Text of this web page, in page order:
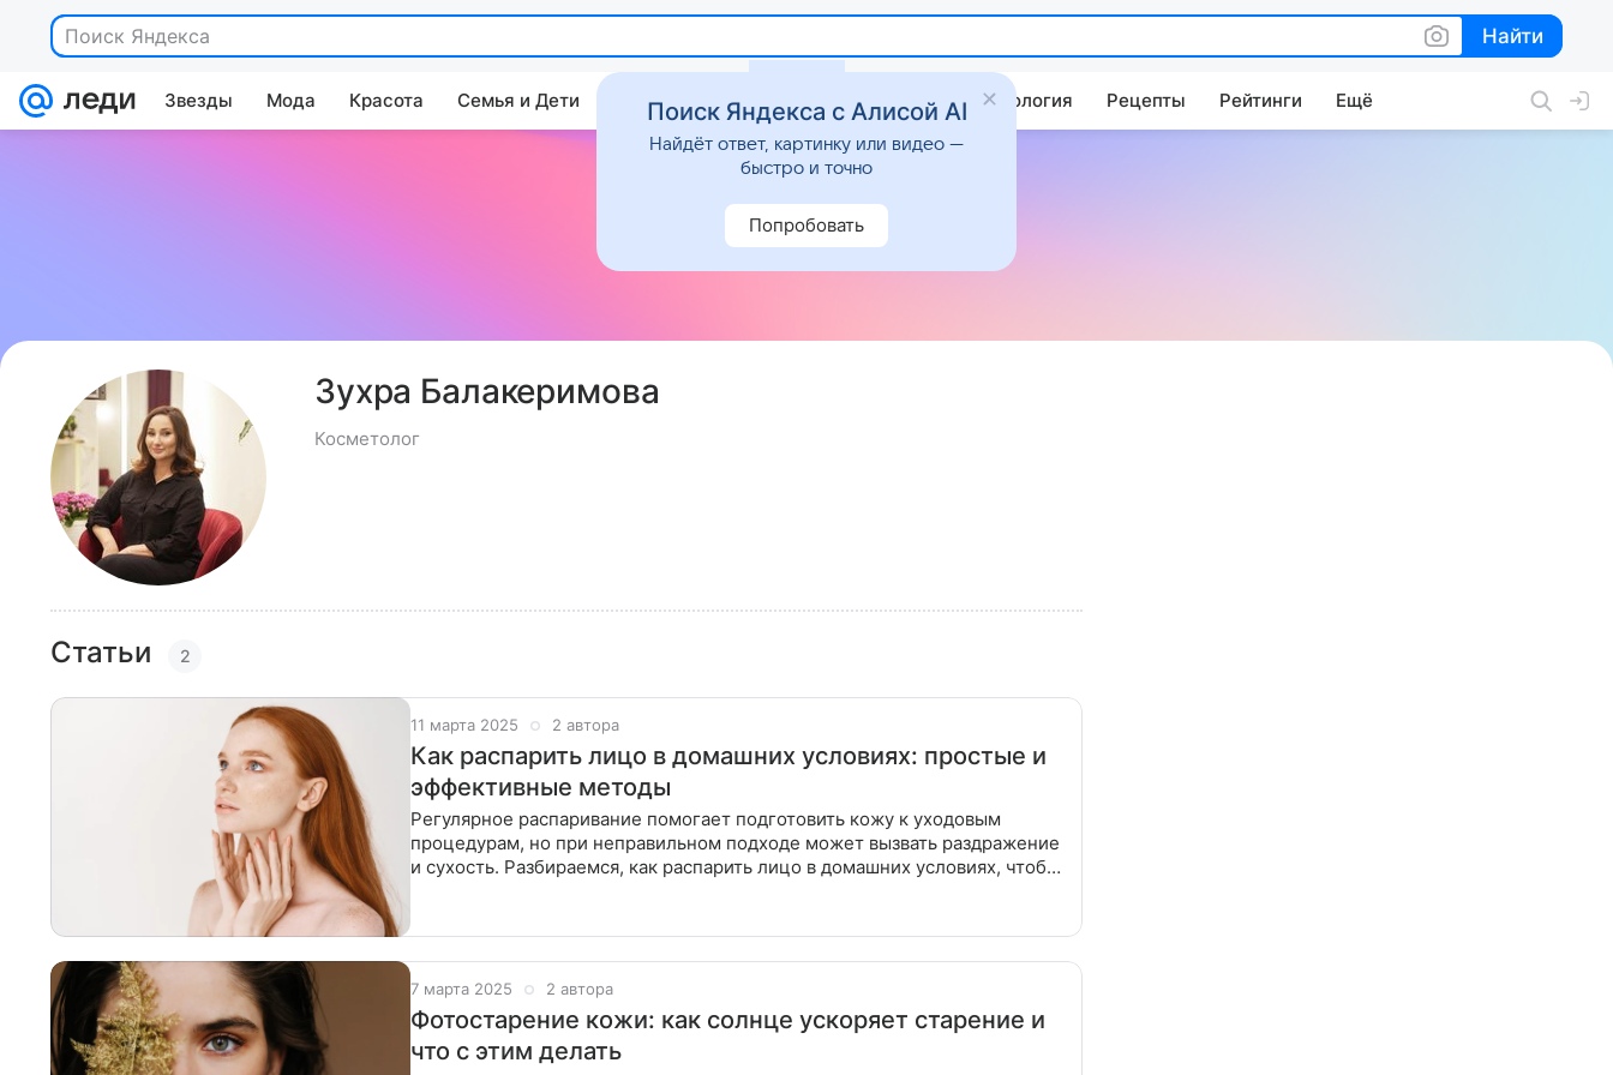
Поиск Яндекса Найти
Найти
Звезды Мода Красота Семья и Дети Дом Гороскопы Стиль жизни Психология Рецепты Рейтинги Ещё
Зухра Балакеримова
Косметолог
Статьи 2
11 марта 2025 2 автора
Как распарить лицо в домашних условиях: простые и
эффективные методы
Регулярное распаривание помогает подготовить кожу к уходовым
процедурам, но при неправильном подходе может вызвать раздражение
и сухость. Разбираемся, как распарить лицо в домашних условиях, чтобы
7 марта 2025 2 автора
Фотостарение кожи: как солнце ускоряет старение и
что с этим делать
Поиск Яндекса с Алисой AI
Найдёт ответ, картинку или видео —
быстро и точно
Попробовать